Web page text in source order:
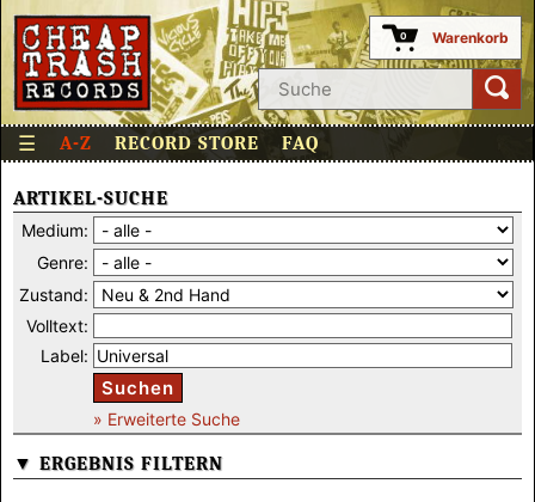
0 Warenkorb
☰ A-Z RECORD STORE FAQ
ARTIKEL-SUCHE
Medium:
Genre:
Zustand:
Volltext:
Label:
Suchen
» Erweiterte Suche
▼ ERGEBNIS FILTERN